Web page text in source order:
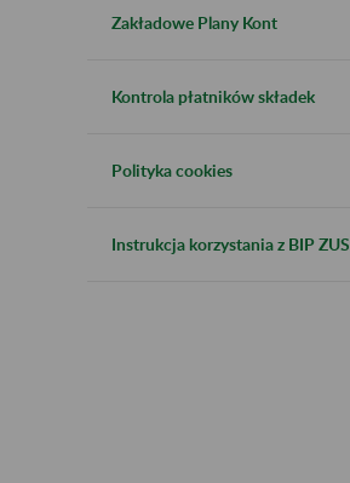
Zakładowe Plany Kont
Kontrola płatników składek
Polityka cookies
Instrukcja korzystania z BIP ZUS